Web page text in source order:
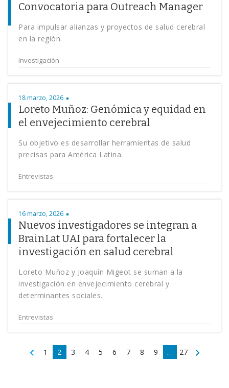
Convocatoria para Outreach Manager
Para impulsar alianzas y proyectos de salud cerebral
en la región.
Investigación
18 marzo, 2026
Loreto Muñoz: Genómica y equidad en
el envejecimiento cerebral
Su objetivo es desarrollar herramientas de salud
precisas para América Latina.
Entrevistas
16 marzo, 2026
Nuevos investigadores se integran a
BrainLat UAI para fortalecer la
investigación en salud cerebral
Loreto Muñoz y Joaquín Migeot se suman a la
investigación en envejecimiento cerebral y
determinantes sociales.
Entrevistas
1 2 3 4 5 6 7 8 9 … 27